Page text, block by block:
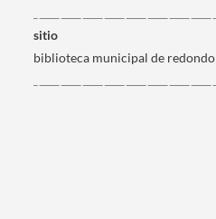
Filtros
sitio
biblioteca municipal de redondo